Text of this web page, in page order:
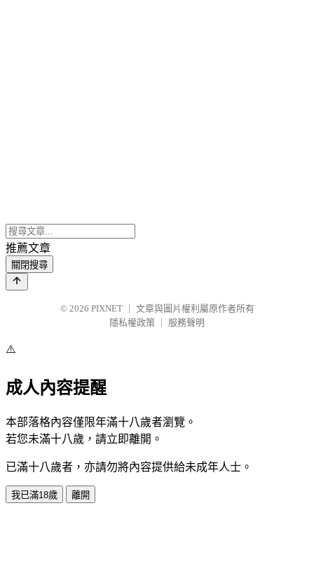
推薦文章
關閉搜尋
© 2026 PIXNET
文章與圖片權利屬原作者所有
隱私權政策
服務聲明
⚠️
成人內容提醒
本部落格內容僅限年滿十八歲者瀏覽。
若您未滿十八歲，請立即離開。
已滿十八歲者，亦請勿將內容提供給未成年人士。
我已滿18歲 離開